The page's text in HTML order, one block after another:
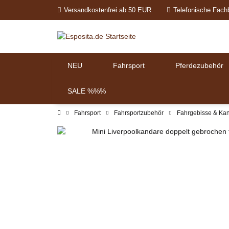
Versandkostenfrei ab 50 EUR Telefonische
NEU Fahrsport Pferdezubehör
SALE %%%
Fahrsport Fahrsportzubehör Fahrgebisse &